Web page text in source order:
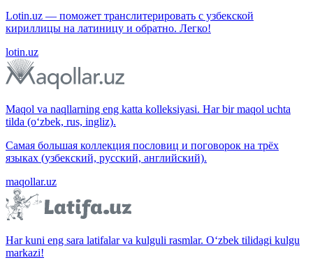
Lotin.uz — поможет транслитерировать с узбекской
кириллицы на латиницу и обратно. Легко!
lotin.uz
Maqol va naqllarning eng katta kolleksiyasi. Har bir maqol uchta
tilda (o‘zbek, rus, ingliz).
Самая большая коллекция пословиц и поговорок на трёх
языках (узбекский, русский, английский).
maqollar.uz
Har kuni eng sara latifalar va kulguli rasmlar. O‘zbek tilidagi kulgu
markazi!